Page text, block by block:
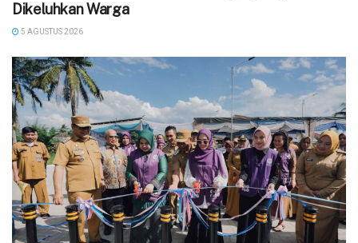
Dikeluhkan Warga
5 AGUSTUS 2026